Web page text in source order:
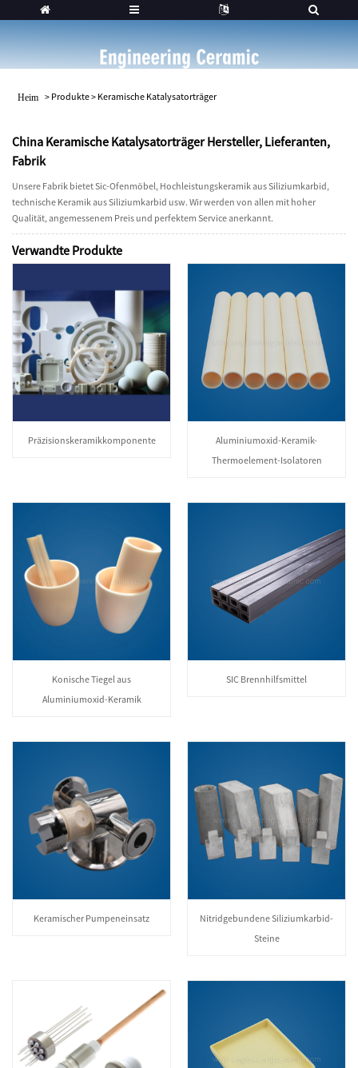
Heim > Produkte> Keramische Katalysatorträger
China Keramische Katalysatorträger Hersteller, Lieferanten,
Fabrik
Unsere Fabrik bietet Sic-Ofenmöbel, Hochleistungskeramik aus Siliziumkarbid,
technische Keramik aus Siliziumkarbid usw. Wir werden von allen mit hoher
Qualität, angemessenem Preis und perfektem Service anerkannt.
Verwandte Produkte
Präzisionskeramikkomponente
Aluminiumoxid-Keramik-
Thermoelement-Isolatoren
Konische Tiegel aus
Aluminiumoxid-Keramik
SIC Brennhilfsmittel
Keramischer Pumpeneinsatz
Nitridgebundene Siliziumkarbid-
Steine